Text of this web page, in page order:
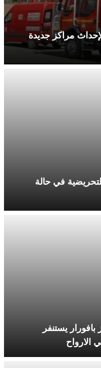
لإحداث مراكز جديدة
في حالة
يستنفر
الارواح